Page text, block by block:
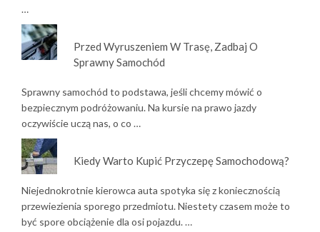
…
Przed Wyruszeniem W Trasę, Zadbaj O
Sprawny Samochód
Sprawny samochód to podstawa, jeśli chcemy mówić o
bezpiecznym podróżowaniu. Na kursie na prawo jazdy
oczywiście uczą nas, o co …
Kiedy Warto Kupić Przyczepę Samochodową?
Niejednokrotnie kierowca auta spotyka się z koniecznością
przewiezienia sporego przedmiotu. Niestety czasem może to
być spore obciążenie dla osi pojazdu. …